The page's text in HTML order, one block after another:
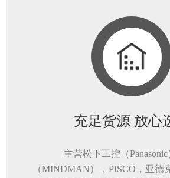
充足货源 放心
主营松下工控（
（MINDMAN），PISCO，亚德